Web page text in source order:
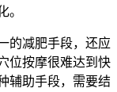
。
的减肥手段，还应
位按摩很难达到快
辅助手段，需要结